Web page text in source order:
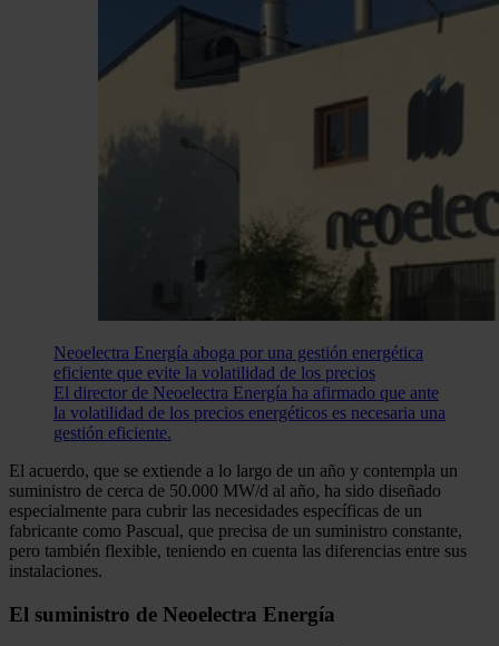
Neoelectra Energía aboga por una gestión energética
eficiente que evite la volatilidad de los precios
El director de Neoelectra Energía ha afirmado que ante
la volatilidad de los precios energéticos es necesaria una
gestión eficiente.
El acuerdo, que se extiende a lo largo de un año y contempla un
suministro de cerca de 50.000 MW/d al año, ha sido diseñado
especialmente para cubrir las necesidades específicas de un
fabricante como Pascual, que precisa de un suministro constante,
pero también flexible, teniendo en cuenta las diferencias entre sus
instalaciones.
El suministro de Neoelectra Energía